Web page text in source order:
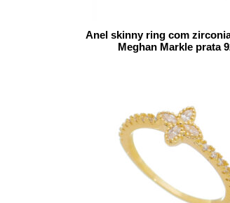
Anel skinny ring com
Meghan Markle prata